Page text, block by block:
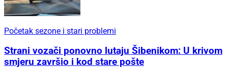
Početak sezone i stari problemi
Strani vozači ponovno lutaju Šibenikom: U krivom
smjeru završio i kod stare pošte